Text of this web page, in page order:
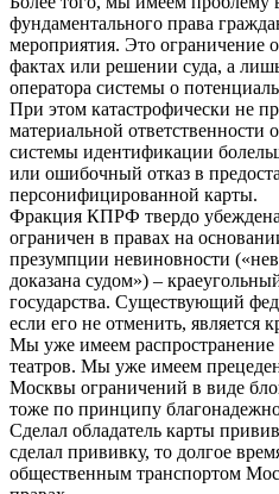
фундаментального права
мероприятия. Это ограничение
фактах или решении суда, а
оператора системы о
При этом катастрофически не
материальной
системы идентификации
или ошибочный отказ в
персонифицированной карты.
Фракция КПРФ твердо
ограничен в правах на
презумпции невиновности
доказана судом») –
государства. Существующий
если его не отменить, является
Мы уже имеем распространение
театров. Мы уже имеем
Москвы ограничений в виде
тоже по принципу
Сделал обладатель карты
сделал прививку, то долгое
общественным транспортом